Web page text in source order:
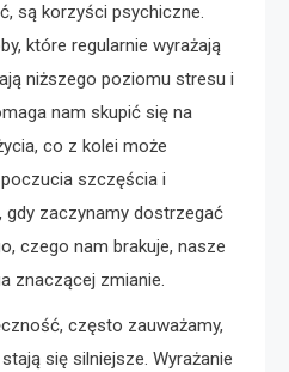
są korzyści psychiczne.
które regularnie wyrażają
niższego poziomu stresu i
nam skupić się na
co z kolei może
szczęścia i
zaczynamy dostrzegać
czego nam brakuje, nasze
znaczącej zmianie.
często zauważamy,
się silniejsze. Wyrażanie